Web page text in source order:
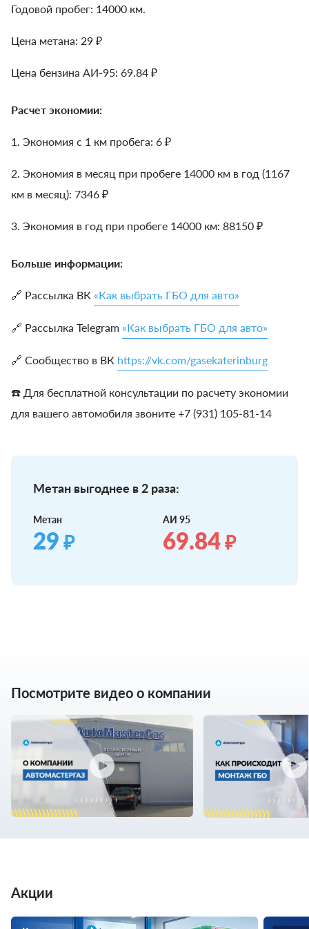
Годовой пробег: 14000 км.
Цена метана: 29 ₽
Цена бензина АИ-95: 69.84 ₽
Расчет экономии:
1. Экономия с 1 км пробега: 6 ₽
2. Экономия в месяц при пробеге 14000 км в год (1167
км в месяц): 7346 ₽
3. Экономия в год при пробеге 14000 км: 88150 ₽
Больше информации:
🔗 Рассылка ВК «Как выбрать ГБО для авто»
🔗 Рассылка Telegram «Как выбрать ГБО для авто»
🔗 Сообщество в ВК https://vk.com/gasekaterinburg
☎️ Для бесплатной консультации по расчету экономии
для вашего автомобиля звоните +7 (931) 105-81-14
Метан выгоднее в 2 раза:
Метан
29 ₽
АИ 95
69.84₽
Посмотрите видео о компании
Акции